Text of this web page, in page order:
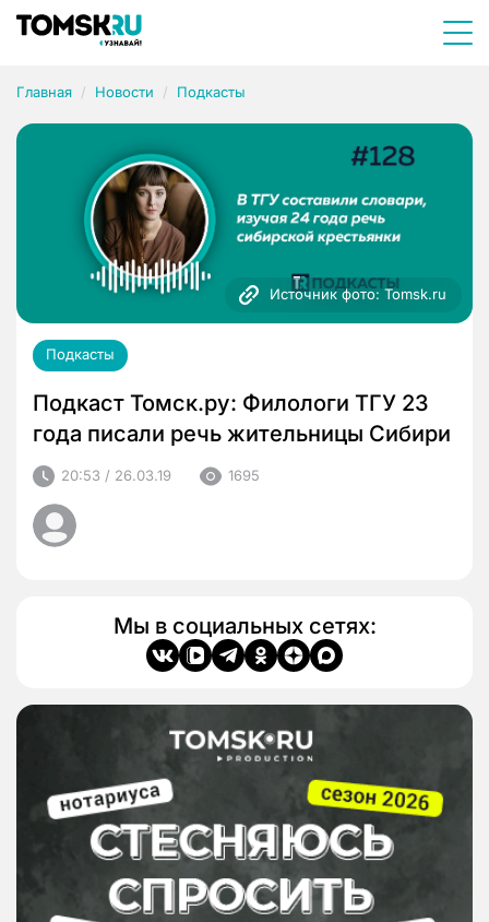
Главная Новости Подкасты
Источник фото: Tomsk.ru
Подкасты
Подкаст Томск.ру: Филологи ТГУ 23
года писали речь жительницы Сибири
20:53 / 26.03.19 1695
Мы в социальных сетях: